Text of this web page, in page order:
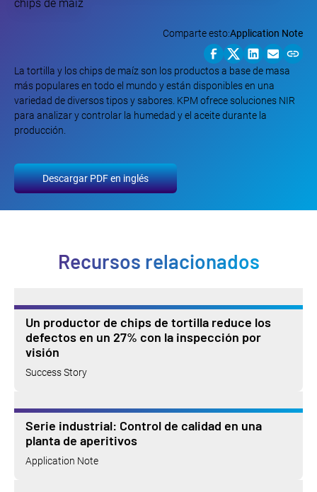
La tortilla y los chips de maíz son los productos a base de masa
más populares en todo el mundo y están disponibles en una
variedad de diversos tipos y sabores. KPM ofrece soluciones NIR
para analizar y controlar la humedad y el aceite durante la
producción.
Descargar PDF en inglés
Comparte esto:Application Note
Recursos relacionados
Un productor de chips de tortilla reduce los
defectos en un 27% con la inspección por
visión
Success Story
Serie industrial: Control de calidad en una
planta de aperitivos
Application Note